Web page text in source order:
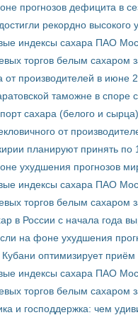
прогнозов дефицита в
рекордно высокого
индексы сахара ПАО
торгов белым сахаром
от производителей в июне
таможне в
сахара (белого и
от
планируют принять по
ухудшения прогнозов
индексы сахара ПАО
торгов белым сахаром
в России с начала года
на фоне ухудшения
оптимизирует приём
индексы сахара ПАО
торгов белым сахаром
и господдержка: чем